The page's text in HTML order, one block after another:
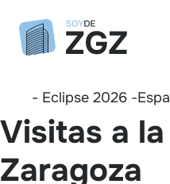
- Eclipse 2026 -
Visitas a
Zaragoza